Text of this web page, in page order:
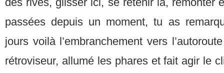
passées depuis un moment, tu as
jours voilà l’embranchement vers
rétroviseur, allumé les phares et fait agir le